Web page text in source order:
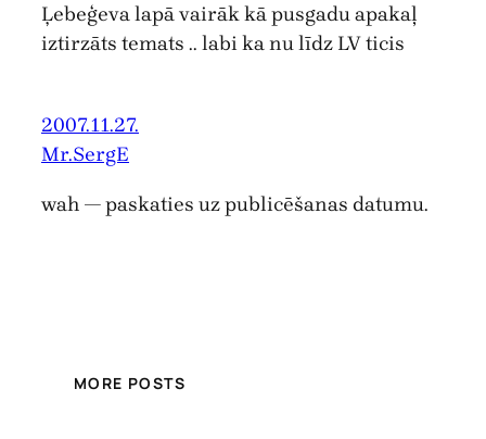
Ļebeģeva lapā vairāk kā pusgadu apakaļ
iztirzāts temats .. labi ka nu līdz LV ticis
2007.11.27.
Mr.SergE
wah — paskaties uz publicēšanas datumu.
MORE POSTS